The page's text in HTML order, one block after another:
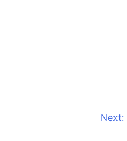
Next: